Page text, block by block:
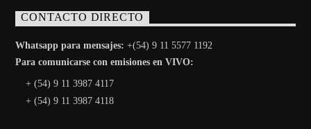
CONTACTO DIRECTO
Whatsapp para mensajes: +(54) 9 11 5577 1192
Para comunicarse con emisiones en VIVO:
+ (54) 9 11 3987 4117
+ (54) 9 11 3987 4118